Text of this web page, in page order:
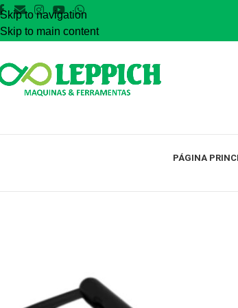
Skip to navigation
Skip to main content
PÁGINA